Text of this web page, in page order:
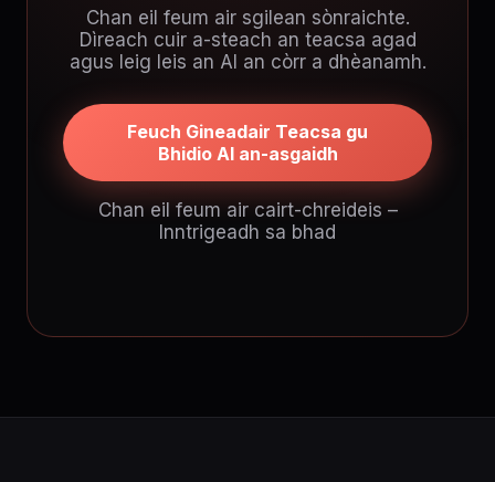
Chan eil feum air sgilean sònraichte.
Dìreach cuir a-steach an teacsa agad
agus leig leis an AI an còrr a dhèanamh.
Feuch Gineadair Teacsa gu
Bhidio AI an-asgaidh
Chan eil feum air cairt-chreideis –
Inntrigeadh sa bhad